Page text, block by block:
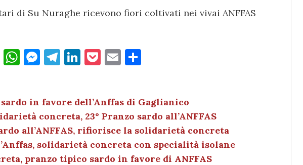
di Su Nuraghe ricevono fiori coltivati nei vivai ANFFAS
W
s
A
p
p
M
n
g
er
T
gr
a
m
Li
e
dI
n
P
k
et
E
l di
vi
di
in favore dell’Anffas di Gaglianico
concreta, 23° Pranzo sardo all’ANFFAS
all’ANFFAS, rifiorisce la solidarietà concreta
solidarietà concreta con specialità isolane
pranzo tipico sardo in favore di ANFFAS